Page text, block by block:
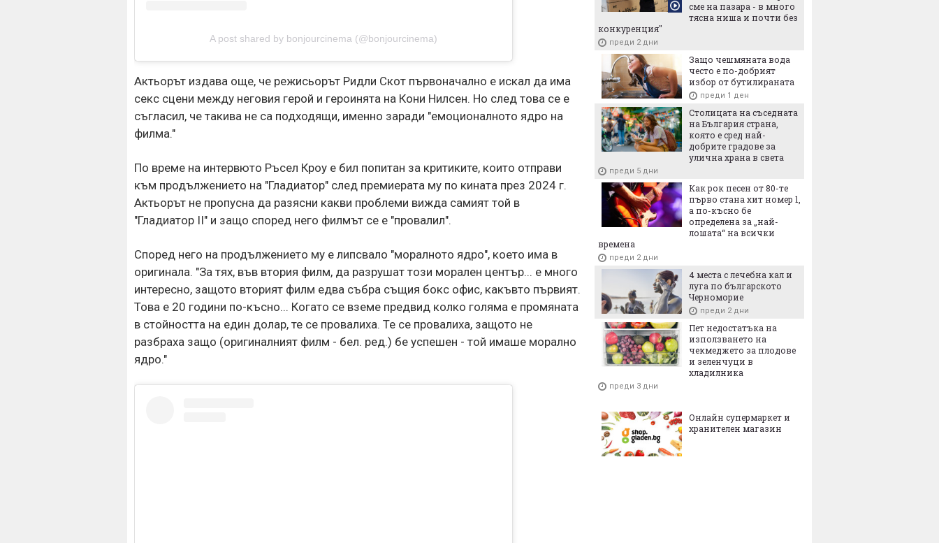
A post shared by bonjourcinema (@bonjourcinema)
Актьорът издава още, че режисьорът Ридли Скот първоначално е искал да има
секс сцени между неговия герой и героинята на Кони Нилсен. Но след това се е
съгласил, че такива не са подходящи, именно заради "емоционалното ядро ​​на
филма."
По време на интервюто Ръсел Кроу е бил попитан за критиките, които отправи
към продължението на "Гладиатор" след премиерата му по кината през 2024 г.
Актьорът не пропусна да разясни какви проблеми вижда самият той в
"Гладиатор II" и защо според него филмът се е "провалил".
Според него на продължението му е липсвало "моралното ядро", което има в
оригинала. "За тях, във втория филм, да разрушат този морален център... е много
интересно, защото вторият филм едва събра същия бокс офис, какъвто първият.
Това е 20 години по-късно... Когато се вземе предвид колко голяма е промяната
в стойността на един долар, те се провалиха. Те се провалиха, защото не
разбраха защо (оригиналният филм - бел. ред.) бе успешен - той имаше морално
ядро."
сме на пазара - в много
тясна ниша и почти без
конкуренция"
преди 2 дни
Защо чешмяната вода
често е по-добрият
избор от бутилираната
преди 1 ден
Столицата на съседната
на България страна,
която е сред най-
добрите градове за
улична храна в света
преди 5 дни
Как рок песен от 80-те
първо стана хит номер 1,
а по-късно бе
определена за „най-
лошата“ на всички
времена
преди 2 дни
4 места с лечебна кал и
луга по българското
Черноморие
преди 2 дни
Пет недостатъка на
използването на
чекмеджето за плодове
и зеленчуци в
хладилника
преди 3 дни
Онлайн супермаркет и
хранителен магазин